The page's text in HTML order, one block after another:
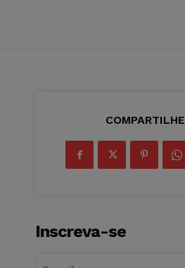
COMPARTILHE
Inscreva-se